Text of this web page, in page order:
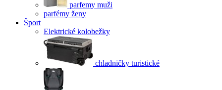
parfemy muži
parfémy ženy
Šport
Elektrické kolobežky
chladničky turistické